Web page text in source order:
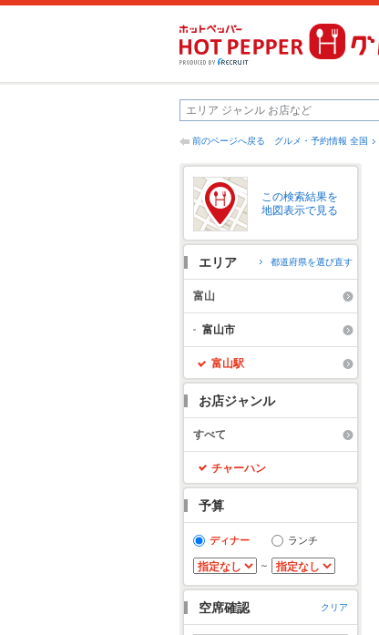
前のページへ戻る グルメ・予約情報 全国
この検索結果を
地図表示で見る
エリア 都道府県を選び直す
富山
富山市
富山駅
お店ジャンル
すべて
チャーハン
予算
ディナー ランチ
～
空席確認 クリア